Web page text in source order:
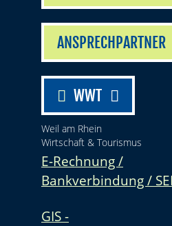
ANSPRECHPARTNER
WWT
Weil am Rhein
Wirtschaft & Tourismus
E-Rechnung /
Bankverbindung /
GIS -